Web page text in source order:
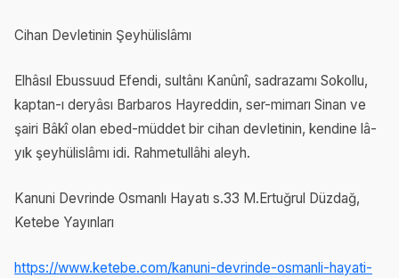
Cihan Devletinin Şeyhülislâmı
Elhâsıl Ebussuud Efendi, sultânı Kanûnî, sadrazamı Sokollu,
kaptan-ı deryâsı Barbaros Hayreddin, ser-mimarı Sinan ve
şairi Bâkî olan ebed-müddet bir cihan devletinin, kendine lâ-
yık şeyhülislâmı idi. Rahmetullâhi aleyh.
Kanuni Devrinde Osmanlı Hayatı s.33 M.Ertuğrul Düzdağ,
Ketebe Yayınları
https://www.ketebe.com/kanuni-devrinde-osmanli-hayati-